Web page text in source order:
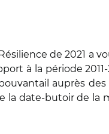
de 2021 a
à la période
auprès des
la date-butoir de la